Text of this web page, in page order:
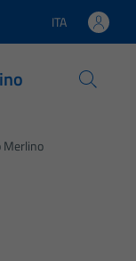
Lingua attiva:
ITA
Merlino